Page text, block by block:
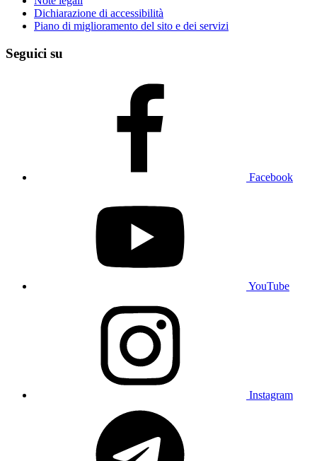
Dichiarazione di accessibilità
Piano di miglioramento del sito e dei servizi
Seguici su
Facebook
YouTube
Instagram